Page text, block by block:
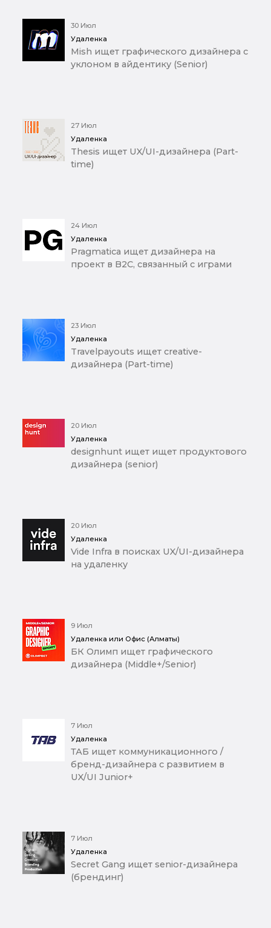
30 Июл
Удаленка
Mish ищет графического дизайнера с
уклоном в айдентику (Senior)
27 Июл
Удаленка
Thesis ищет UX/UI-дизайнера (Part-
time)
24 Июл
Удаленка
Pragmatica ищет дизайнера на
проект в B2C, связанный с играми
23 Июл
Удаленка
Travelpayouts ищет creative-
дизайнера (Part-time)
20 Июл
Удаленка
designhunt ищет ищет продуктового
дизайнера (senior)
20 Июл
Удаленка
Vide Infra в поисках UX/UI-дизайнера
на удаленку
9 Июл
Удаленка или Офис (Алматы)
БК Олимп ищет графического
дизайнера (Middle+/Senior)
7 Июл
Удаленка
ТАБ ищет коммуникационного /
бренд-дизайнера с развитием в
UX/UI Junior+
7 Июл
Удаленка
Secret Gang ищет senior-дизайнера
(брендинг)